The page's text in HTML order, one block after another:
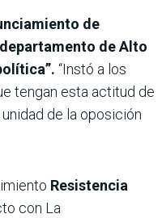
de
de Alto
“Instó a los
tengan esta actitud de
de la oposición
Resistencia
con La